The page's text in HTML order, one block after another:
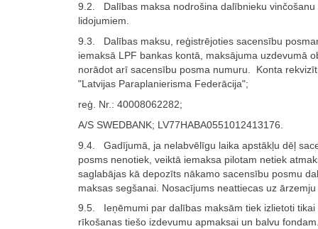
9.2. Dalības maksa nodrošina dalībnieku vinčošanu
lidojumiem.
9.3. Dalības maksu, reģistrējoties sacensību
iemaksā LPF bankas kontā, maksājuma uzdevumā
norādot arī sacensību posma numuru. Konta
"Latvijas Paraplanierisma Federācija";
reģ. Nr.: 40008062282;
A/S SWEDBANK; LV77HABA0551012413176.
9.4. Gadījumā, ja nelabvēlīgu laika apstākļu dēļ
posms nenotiek, veiktā iemaksa pilotam netiek
saglabājas kā depozīts nākamo sacensību posmu
maksas segšanai. Nosacījums neattiecas uz
9.5. Ieņēmumi par dalības maksām tiek izlietoti tikai
rīkošanas tiešo izdevumu apmaksai un balvu